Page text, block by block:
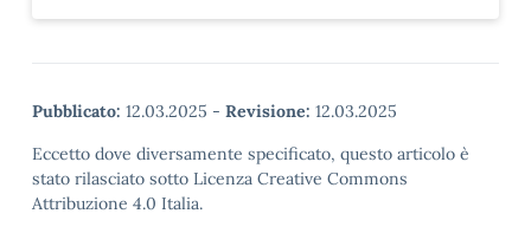
Pubblicato: 12.03.2025 - Revisione: 12.03.2025
Eccetto dove diversamente specificato, questo articolo è
stato rilasciato sotto Licenza Creative Commons
Attribuzione 4.0 Italia.